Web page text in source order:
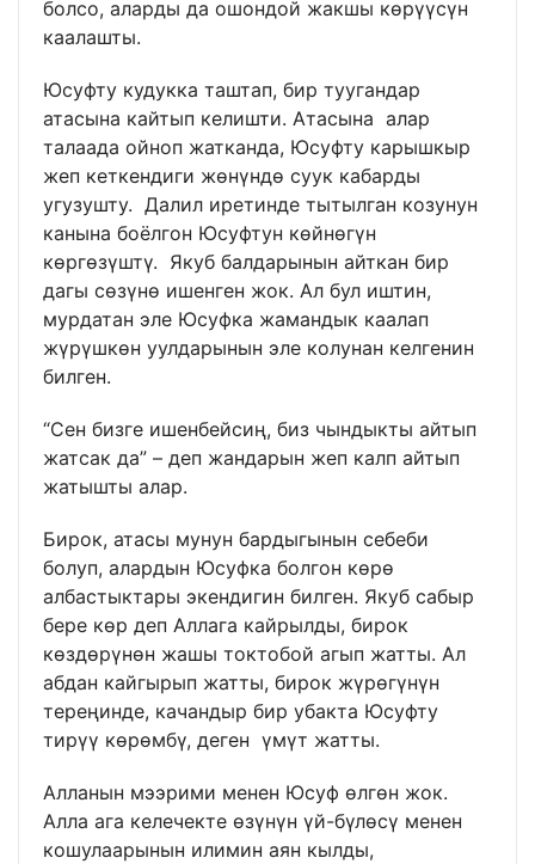
болсо, аларды да ошондой жакшы көрүүсүн
каалашты.
Юсуфту кудукка таштап, бир туугандар
атасына кайтып келишти. Атасына алар
талаада ойноп жатканда, Юсуфту карышкыр
жеп кеткендиги жөнүндө суук кабарды
угузушту. Далил иретинде тытылган козунун
канына боёлгон Юсуфтун көйнөгүн
көргөзүштү. Якуб балдарынын айткан бир
дагы сөзүнө ишенген жок. Ал бул иштин,
мурдатан эле Юсуфка жамандык каалап
жүрүшкөн уулдарынын эле колунан келгенин
билген.
“Сен бизге ишенбейсиң, биз чындыкты айтып
жатсак да” – деп жандарын жеп калп айтып
жатышты алар.
Бирок, атасы мунун бардыгынын себеби
болуп, алардын Юсуфка болгон көрө
албастыктары экендигин билген. Якуб сабыр
бере көр деп Аллага кайрылды, бирок
көздөрүнөн жашы токтобой агып жатты. Ал
абдан кайгырып жатты, бирок жүрөгүнүн
тереңинде, качандыр бир убакта Юсуфту
тирүү көрөмбү, деген үмүт жатты.
Алланын мээрими менен Юсуф өлгөн жок.
Алла ага келечекте өзүнүн үй-бүлөсү менен
кошулаарынын илимин аян кылды,